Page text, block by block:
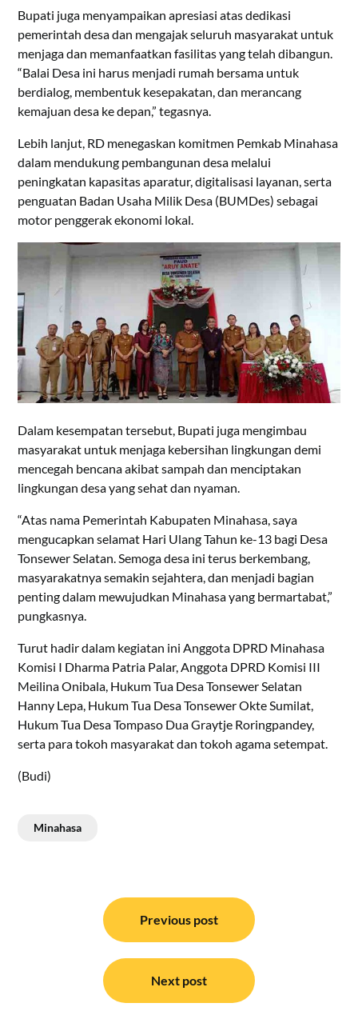
Bupati juga menyampaikan apresiasi atas dedikasi
pemerintah desa dan mengajak seluruh masyarakat untuk
menjaga dan memanfaatkan fasilitas yang telah dibangun.
“Balai Desa ini harus menjadi rumah bersama untuk
berdialog, membentuk kesepakatan, dan merancang
kemajuan desa ke depan,” tegasnya.
Lebih lanjut, RD menegaskan komitmen Pemkab Minahasa
dalam mendukung pembangunan desa melalui
peningkatan kapasitas aparatur, digitalisasi layanan, serta
penguatan Badan Usaha Milik Desa (BUMDes) sebagai
motor penggerak ekonomi lokal.
Dalam kesempatan tersebut, Bupati juga mengimbau
masyarakat untuk menjaga kebersihan lingkungan demi
mencegah bencana akibat sampah dan menciptakan
lingkungan desa yang sehat dan nyaman.
“Atas nama Pemerintah Kabupaten Minahasa, saya
mengucapkan selamat Hari Ulang Tahun ke-13 bagi Desa
Tonsewer Selatan. Semoga desa ini terus berkembang,
masyarakatnya semakin sejahtera, dan menjadi bagian
penting dalam mewujudkan Minahasa yang bermartabat,”
pungkasnya.
Turut hadir dalam kegiatan ini Anggota DPRD Minahasa
Komisi I Dharma Patria Palar, Anggota DPRD Komisi III
Meilina Onibala, Hukum Tua Desa Tonsewer Selatan
Hanny Lepa, Hukum Tua Desa Tonsewer Okte Sumilat,
Hukum Tua Desa Tompaso Dua Graytje Roringpandey,
serta para tokoh masyarakat dan tokoh agama setempat.
(Budi)
Minahasa
Previous post
Next post